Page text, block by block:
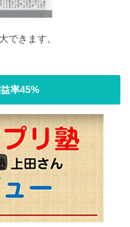
できます。
率45%